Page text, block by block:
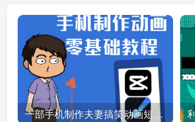
一部手机制作夫妻搞笑动画短视频教程，零基础也能快速上手